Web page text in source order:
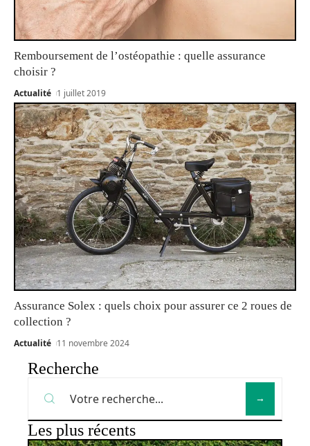
Remboursement de l’ostéopathie : quelle assurance
choisir ?
Actualité 1 juillet 2019
Assurance Solex : quels choix pour assurer ce 2 roues de
collection ?
Actualité 11 novembre 2024
Recherche
Les plus récents